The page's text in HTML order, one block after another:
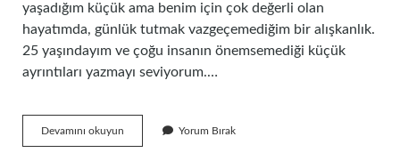
yaşadığım küçük ama benim için çok değerli olan
hayatımda, günlük tutmak vazgeçemediğim bir alışkanlık.
25 yaşındayım ve çoğu insanın önemsemediği küçük
ayrıntıları yazmayı seviyorum.…
Devamını okuyun Mukayyed
ne
Yorum Bırak